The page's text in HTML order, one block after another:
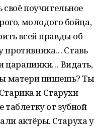
поучительное
молодого бойца,
всей правды об
противника… Ставь
царапинки… Видать,
матери пишешь? Ты
и Старухи
таблетку от зубной
актёры. Старуха у